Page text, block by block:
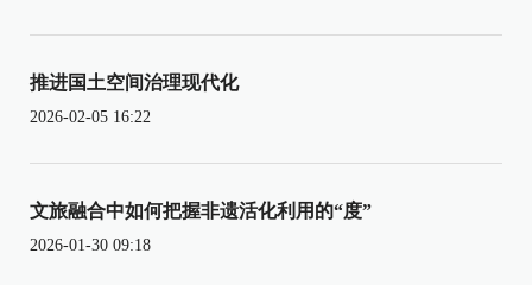
推进国土空间治理现代化
2026-02-05 16:22
文旅融合中如何把握非遗活化利用的“度”
2026-01-30 09:18